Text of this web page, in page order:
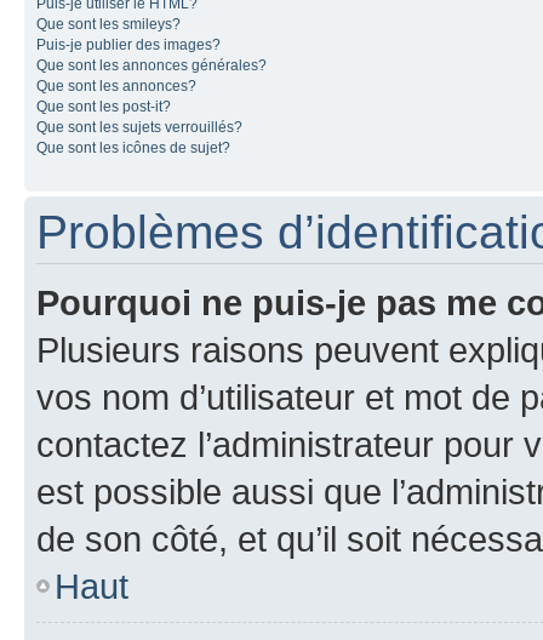
Que sont les smileys?
Puis-je publier des images?
Que sont les annonces générales?
Que sont les annonces?
Que sont les post-it?
Que sont les sujets verrouillés?
Que sont les icônes de sujet?
Problèmes
Pourquoi ne puis-je pas me
Plusieurs raisons peuvent
vos nom d’utilisateur et mot de
contactez l’administrateur pour
est possible aussi que
de son côté, et qu’il soit
Haut